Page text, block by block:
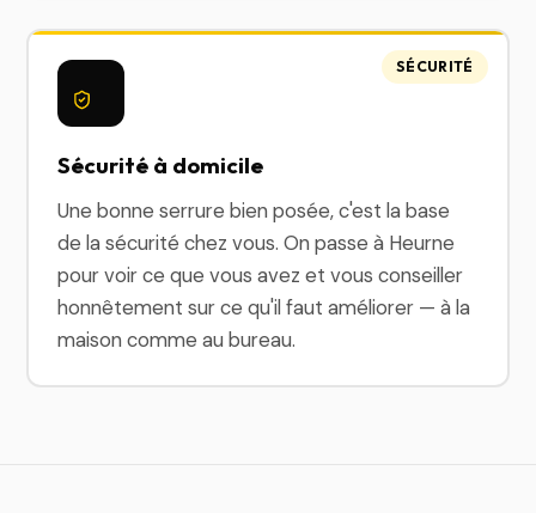
Sécurité à domicile
Une bonne serrure bien posée, c'est la base
de la sécurité chez vous. On passe à Heurne
pour voir ce que vous avez et vous conseiller
honnêtement sur ce qu'il faut améliorer — à la
maison comme au bureau.
SÉCURITÉ